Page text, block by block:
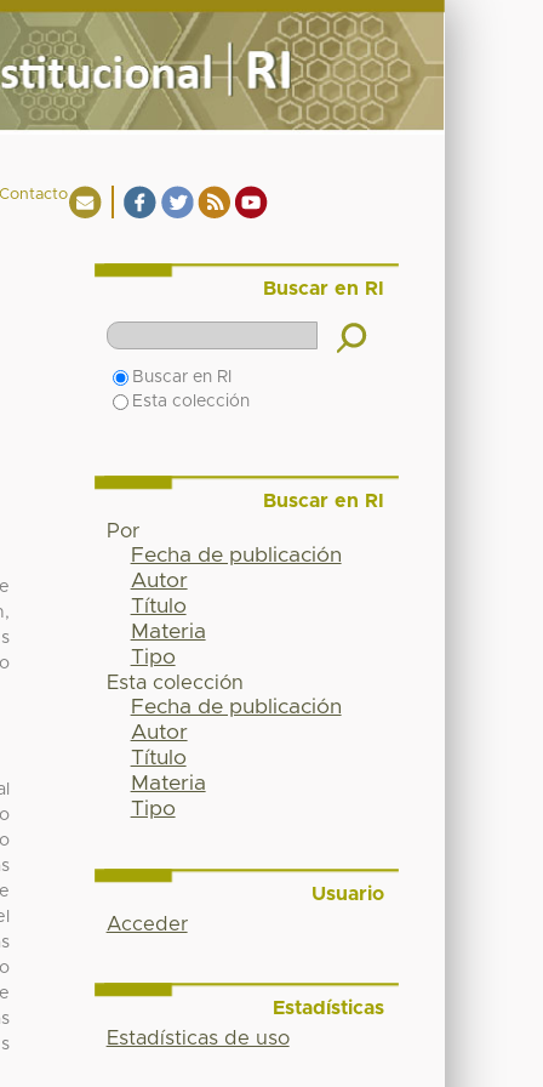
Buscar en RI
Buscar en RI
Esta colección
Buscar en RI
Por
Fecha de publicación
Autor
Título
Materia
Tipo
Esta colección
Fecha de publicación
Autor
Título
Materia
Tipo
Usuario
Acceder
Estadísticas
Estadísticas de uso